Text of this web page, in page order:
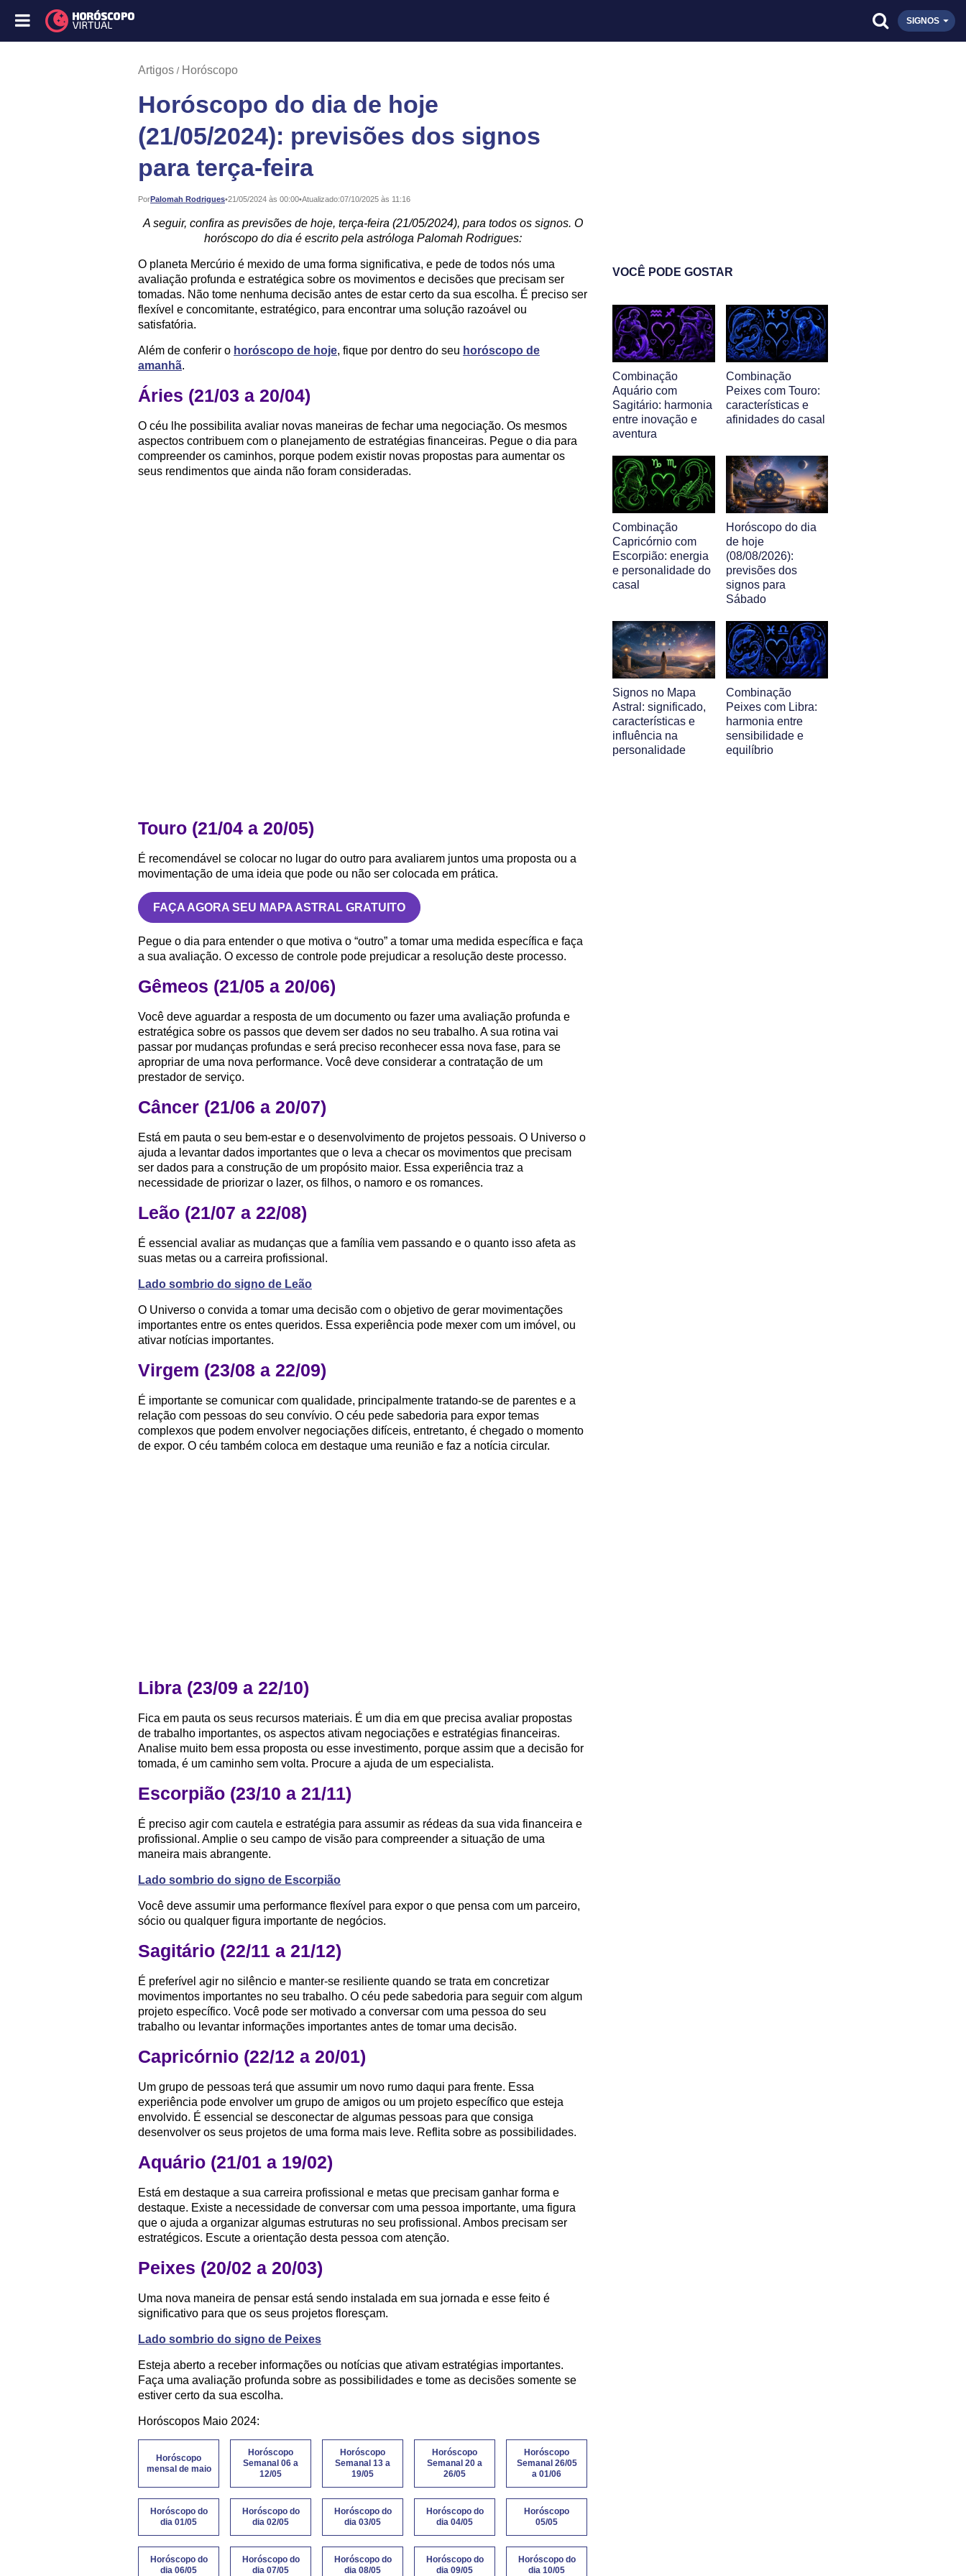
SIGNOS
Artigos Horóscopo
Horóscopo do dia de hoje
(21/05/2024): previsões dos signos
para terça-feira
PorPalomah Rodrigues•
Publicado: 21/05/2024 às 00:00•Atualizado:07/10/2025 às 11:16
A seguir, confira as previsões de hoje, terça-feira (21/05/2024), para todos os signos. O
horóscopo do dia é escrito pela astróloga Palomah Rodrigues:
O planeta Mercúrio é mexido de uma forma significativa, e pede de todos nós uma
avaliação profunda e estratégica sobre os movimentos e decisões que precisam ser
tomadas. Não tome nenhuma decisão antes de estar certo da sua escolha. É preciso ser
flexível e concomitante, estratégico, para encontrar uma solução razoável ou
satisfatória.
Além de conferir o horóscopo de hoje, fique por dentro do seu horóscopo de
amanhã.
Áries (21/03 a 20/04)
O céu lhe possibilita avaliar novas maneiras de fechar uma negociação. Os mesmos
aspectos contribuem com o planejamento de estratégias financeiras. Pegue o dia para
compreender os caminhos, porque podem existir novas propostas para aumentar os
seus rendimentos que ainda não foram consideradas.
Touro (21/04 a 20/05)
É recomendável se colocar no lugar do outro para avaliarem juntos uma proposta ou a
movimentação de uma ideia que pode ou não ser colocada em prática.
FAÇA AGORA SEU MAPA ASTRAL GRATUITO
Pegue o dia para entender o que motiva o “outro” a tomar uma medida específica e faça
a sua avaliação. O excesso de controle pode prejudicar a resolução deste processo.
Gêmeos (21/05 a 20/06)
Você deve aguardar a resposta de um documento ou fazer uma avaliação profunda e
estratégica sobre os passos que devem ser dados no seu trabalho. A sua rotina vai
passar por mudanças profundas e será preciso reconhecer essa nova fase, para se
apropriar de uma nova performance. Você deve considerar a contratação de um
prestador de serviço.
Câncer (21/06 a 20/07)
Está em pauta o seu bem-estar e o desenvolvimento de projetos pessoais. O Universo o
ajuda a levantar dados importantes que o leva a checar os movimentos que precisam
ser dados para a construção de um propósito maior. Essa experiência traz a
necessidade de priorizar o lazer, os filhos, o namoro e os romances.
Leão (21/07 a 22/08)
É essencial avaliar as mudanças que a família vem passando e o quanto isso afeta as
suas metas ou a carreira profissional.
Lado sombrio do signo de Leão
O Universo o convida a tomar uma decisão com o objetivo de gerar movimentações
importantes entre os entes queridos. Essa experiência pode mexer com um imóvel, ou
ativar notícias importantes.
Virgem (23/08 a 22/09)
É importante se comunicar com qualidade, principalmente tratando-se de parentes e a
relação com pessoas do seu convívio. O céu pede sabedoria para expor temas
complexos que podem envolver negociações difíceis, entretanto, é chegado o momento
de expor. O céu também coloca em destaque uma reunião e faz a notícia circular.
Libra (23/09 a 22/10)
Fica em pauta os seus recursos materiais. É um dia em que precisa avaliar propostas
de trabalho importantes, os aspectos ativam negociações e estratégias financeiras.
Analise muito bem essa proposta ou esse investimento, porque assim que a decisão for
tomada, é um caminho sem volta. Procure a ajuda de um especialista.
Escorpião (23/10 a 21/11)
É preciso agir com cautela e estratégia para assumir as rédeas da sua vida financeira e
profissional. Amplie o seu campo de visão para compreender a situação de uma
maneira mais abrangente.
Lado sombrio do signo de Escorpião
Você deve assumir uma performance flexível para expor o que pensa com um parceiro,
sócio ou qualquer figura importante de negócios.
Sagitário (22/11 a 21/12)
É preferível agir no silêncio e manter-se resiliente quando se trata em concretizar
movimentos importantes no seu trabalho. O céu pede sabedoria para seguir com algum
projeto específico. Você pode ser motivado a conversar com uma pessoa do seu
trabalho ou levantar informações importantes antes de tomar uma decisão.
Capricórnio (22/12 a 20/01)
Um grupo de pessoas terá que assumir um novo rumo daqui para frente. Essa
experiência pode envolver um grupo de amigos ou um projeto específico que esteja
envolvido. É essencial se desconectar de algumas pessoas para que consiga
desenvolver os seus projetos de uma forma mais leve. Reflita sobre as possibilidades.
Aquário (21/01 a 19/02)
Está em destaque a sua carreira profissional e metas que precisam ganhar forma e
destaque. Existe a necessidade de conversar com uma pessoa importante, uma figura
que o ajuda a organizar algumas estruturas no seu profissional. Ambos precisam ser
estratégicos. Escute a orientação desta pessoa com atenção.
Peixes (20/02 a 20/03)
Uma nova maneira de pensar está sendo instalada em sua jornada e esse feito é
significativo para que os seus projetos floresçam.
Lado sombrio do signo de Peixes
Esteja aberto a receber informações ou notícias que ativam estratégias importantes.
Faça uma avaliação profunda sobre as possibilidades e tome as decisões somente se
estiver certo da sua escolha.
Horóscopos Maio 2024:
Horóscopo
mensal de maio
Horóscopo
Semanal 06 a
12/05
Horóscopo
Semanal 13 a
19/05
Horóscopo
Semanal 20 a
26/05
Horóscopo
Semanal 26/05
a 01/06
Horóscopo do
dia 01/05
Horóscopo do
dia 02/05
Horóscopo do
dia 03/05
Horóscopo do
dia 04/05
Horóscopo
05/05
Horóscopo do
dia 06/05
Horóscopo do
dia 07/05
Horóscopo do
dia 08/05
Horóscopo do
dia 09/05
Horóscopo do
dia 10/05
VOCÊ PODE GOSTAR
Combinação
Aquário com
Sagitário: harmonia
entre inovação e
aventura
Combinação
Peixes com Touro:
características e
afinidades do casal
Combinação
Capricórnio com
Escorpião: energia
e personalidade do
casal
Horóscopo do dia
de hoje
(08/08/2026):
previsões dos
signos para
Sábado
Signos no Mapa
Astral: significado,
características e
influência na
personalidade
Combinação
Peixes com Libra:
harmonia entre
sensibilidade e
equilíbrio